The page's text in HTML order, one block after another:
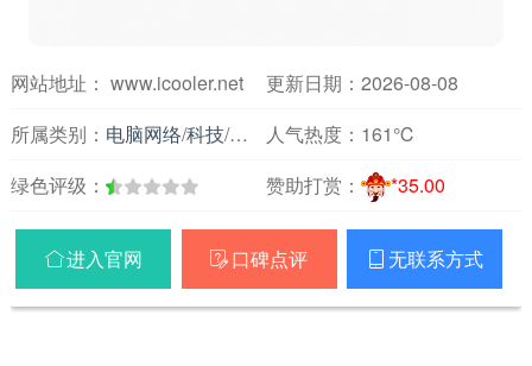
网站地址： www.icooler.net
更新日期：2026-08-08
所属类别： 电脑网络/科技/硬件资讯人气热度： 161℃
绿色评级：
赞助打赏： *35.00
进入官网  口碑点评  无联系方式